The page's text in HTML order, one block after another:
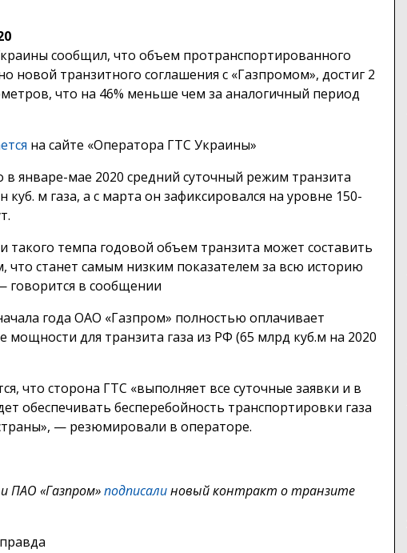
сообщил, что объем протранспортированного
новой транзитного соглашения с «Газпромом», достиг 2
что на 46% меньше чем за аналогичный период
на сайте «Оператора ГТС Украины»
в январе-мае 2020 средний суточный режим транзита
куб. м газа, а с марта он зафиксировался на уровне 150-
такого темпа годовой объем транзита может составить
что станет самым низким показателем за всю историю
говорится в сообщении
года ОАО «Газпром» полностью оплачивает
мощности для транзита газа из РФ (65 млрд куб.м на 2020
что сторона ГТС «выполняет все суточные заявки и в
обеспечивать бесперебойность транспортировки газа
— резюмировали в операторе.
ПАО «Газпром»подписалиновый контракт о транзите